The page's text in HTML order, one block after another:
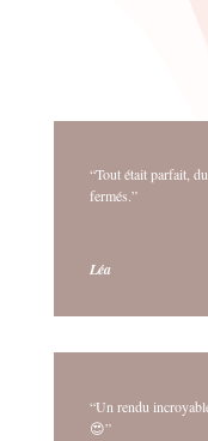
“Tout était parfait,
fermés.”
Léa
“Un rendu
😍”